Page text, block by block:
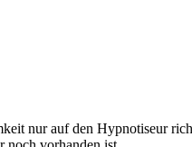
nur auf den Hypnotiseur